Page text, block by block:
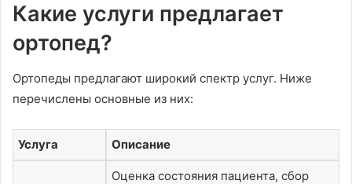
Какие услуги предлагает
ортопед?
Ортопеды предлагают широкий спектр услуг. Ниже
перечислены основные из них:
Услуга Описание
Оценка состояния пациента, сбор